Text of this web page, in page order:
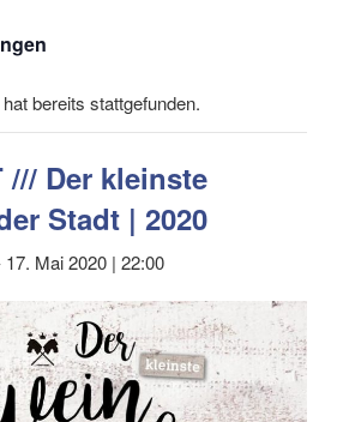
bereits stattgefunden.
/// Der kleinste
Stadt | 2020
17. Mai 2020 | 22:00